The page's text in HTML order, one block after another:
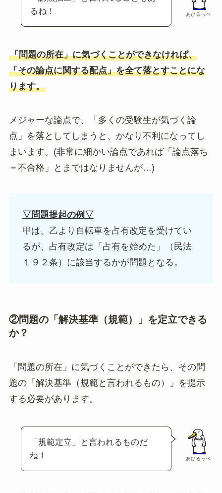
あひるっぺ
るね！
「問題の所在」に気づくことができなければ、
「その論点に関する配点」を全て落とすことにな
ります。
メジャーな論点で、「多くの受験生が気づく論
点」を落としてしまうと、かなり不利になってし
まいます。(非常に細かい論点であれば「論点落ち
＝不合格」とまではなりませんが…)
▽問題提起の例▽
甲は、乙より自転車を占有改定を受けてい
るが、占有改定は「占有を始めた」（民法
１９２条）に該当するかが問題となる。
②問題の「解決基準（規範）」を定立できる
か？
「問題の所在」に気づくことができたら、その問
題の「解決基準（規範と言われるもの）」を提示
する必要があります。
あひるっぺ
「規範定立」と言われるものだ
ね！